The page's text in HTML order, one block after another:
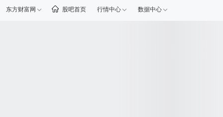
东方财富网 股吧首页 行情中心 数据中心